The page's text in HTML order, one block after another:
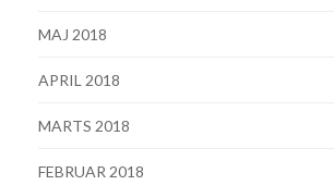
MAJ 2018
APRIL 2018
MARTS 2018
FEBRUAR 2018